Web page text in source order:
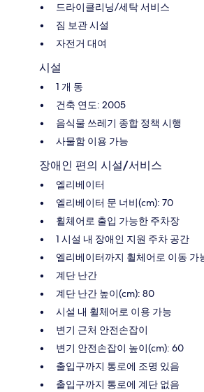
드라이클리닝/세탁 서비스
짐 보관 시설
자전거 대여
시설
1 개 동
건축 연도: 2005
음식물 쓰레기 종합 정책 시행
사물함 이용 가능
장애인 편의 시설/서비스
엘리베이터
엘리베이터 문 너비(cm): 70
휠체어로 출입 가능한 주차장
1 시설 내 장애인 지원 주차 공간
엘리베이터까지 휠체어로 이동 가
계단 난간
계단 난간 높이(cm): 80
시설 내 휠체어로 이용 가능
변기 근처 안전손잡이
변기 안전손잡이 높이(cm): 60
출입구까지 통로에 조명 있음
출입구까지 통로에 계단 없음